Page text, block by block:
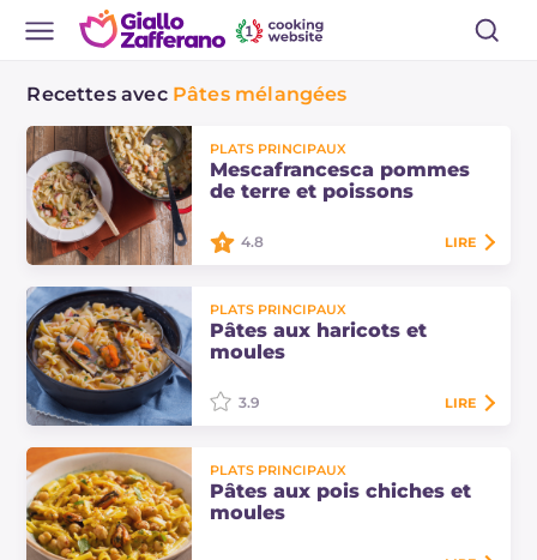
Recettes avec Pâtes mélangées
PLATS PRINCIPAUX
Mescafrancesca pommes
de terre et poissons
terre et poissons est une variante de
mer des classiques pâtes et
pommes de terre napolitaines :
4.8 LIRE
PLATS PRINCIPAUX
Pâtes aux haricots et
moules
sont un plat principal à préparer
dans une seule casserole, un plat
hivernal savoureux, crémeux et…
3.9 LIRE
PLATS PRINCIPAUX
Pâtes aux pois chiches et
moules